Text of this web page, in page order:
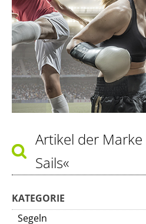
Artikel der Marke
Sails«
KATEGORIE
Segeln